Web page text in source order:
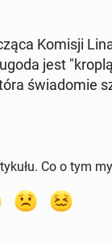
Komisji
jest
świa­do­mie
Co o tym